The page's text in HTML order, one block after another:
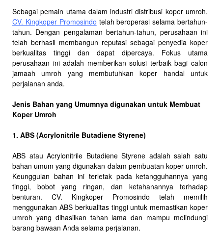
Sebagai pemain utama dalam industri distribusi koper umroh,
CV. Kingkoper Promosindo telah beroperasi selama bertahun-
tahun. Dengan pengalaman bertahun-tahun, perusahaan ini
telah berhasil membangun reputasi sebagai penyedia koper
berkualitas tinggi dan dapat dipercaya. Fokus utama
perusahaan ini adalah memberikan solusi terbaik bagi calon
jamaah umroh yang membutuhkan koper handal untuk
perjalanan anda.
Jenis Bahan yang Umumnya digunakan untuk Membuat
Koper Umroh
1. ABS (Acrylonitrile Butadiene Styrene)
ABS atau Acrylonitrile Butadiene Styrene adalah salah satu
bahan umum yang digunakan dalam pembuatan koper umroh.
Keunggulan bahan ini terletak pada ketangguhannya yang
tinggi, bobot yang ringan, dan ketahanannya terhadap
benturan. CV. Kingkoper Promosindo telah memilih
menggunakan ABS berkualitas tinggi untuk memastikan koper
umroh yang dihasilkan tahan lama dan mampu melindungi
barang bawaan Anda selama perjalanan.